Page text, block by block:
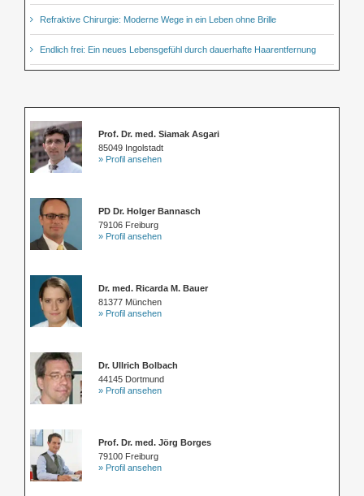
Refraktive Chirurgie: Moderne Wege in ein Leben ohne Brille
Endlich frei: Ein neues Lebensgefühl durch dauerhafte Haarentfernung
Prof. Dr. med. Siamak Asgari
85049 Ingolstadt
» Profil ansehen
PD Dr. Holger Bannasch
79106 Freiburg
» Profil ansehen
Dr. med. Ricarda M. Bauer
81377 München
» Profil ansehen
Dr. Ullrich Bolbach
44145 Dortmund
» Profil ansehen
Prof. Dr. med. Jörg Borges
79100 Freiburg
» Profil ansehen